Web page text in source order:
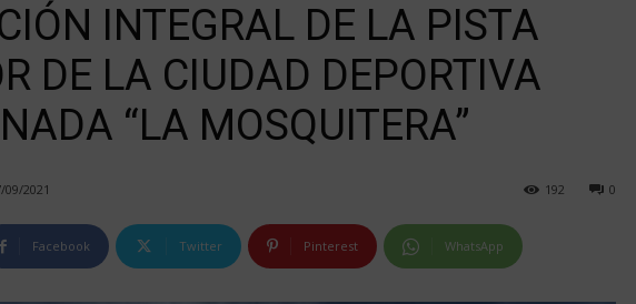
INTEGRAL DE LA PISTA
DE LA CIUDAD DEPORTIVA
“LA MOSQUITERA”
09/2021 0
192
Facebook Twitter Pinterest WhatsApp